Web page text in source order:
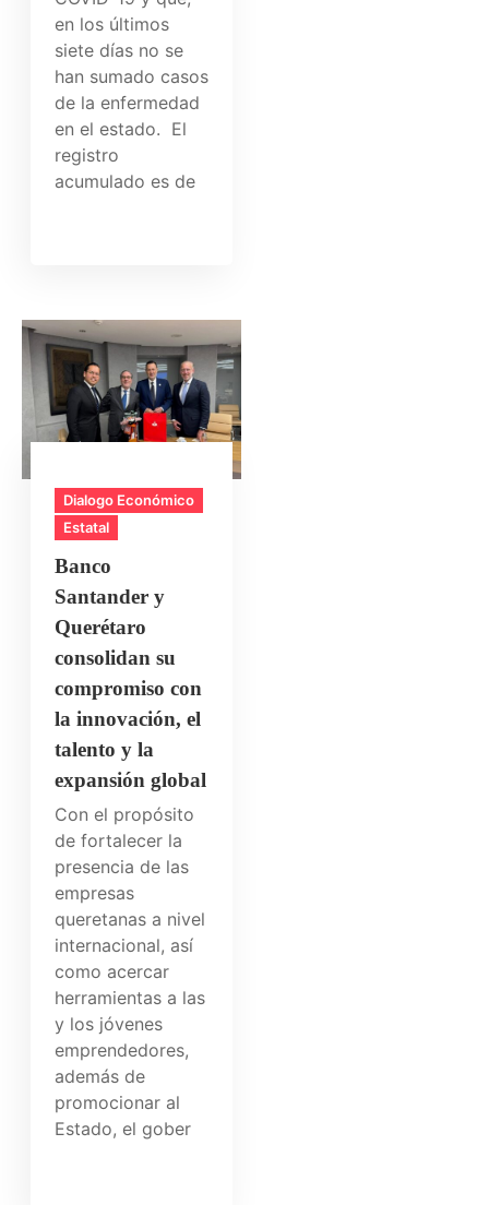
en los últimos
siete días no se
han sumado casos
de la enfermedad
en el estado. El
registro
acumulado es de
Dialogo Económico
Estatal
Banco
Santander y
Querétaro
consolidan su
compromiso con
la innovación, el
talento y la
expansión global
Con el propósito
de fortalecer la
presencia de las
empresas
queretanas a nivel
internacional, así
como acercar
herramientas a las
y los jóvenes
emprendedores,
además de
promocionar al
Estado, el gober